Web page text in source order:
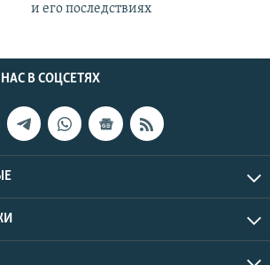
и его последствиях
В СОЦСЕТЯХ